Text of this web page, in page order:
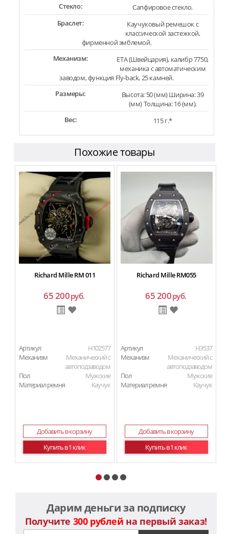
Стекло:
Сапфировое стекло.
Браслет:
Каучуковый ремешок с
классической застежкой,
фирменной эмблемой.
Механизм:
ETA (Швейцария), калибр 7750,
механика с автоматическим
заводом, функция Fly-back, 25 камней.
Размеры:
Высота: 50 (мм) Ширина: 39
(мм) Толщина: 16 (мм).
Вес:
115 г.*
Похожие товары
Richard Mille RM 011
65 200руб.
Артикул
H102577
Механизм
Механический с
автоподзаводом
Пол
Мужские
Материал ремня
Каучук
Добавить в корзину
Купить в 1 клик
Richard Mille RM055
65 200руб.
Артикул
HЭ537
Механизм
Механический с
автоподзаводом
Пол
Мужские
Материал ремня
Каучук
Добавить в корзину
Купить в 1 клик
Дарим деньги за подписку
Получите 300 рублей на первый заказ!